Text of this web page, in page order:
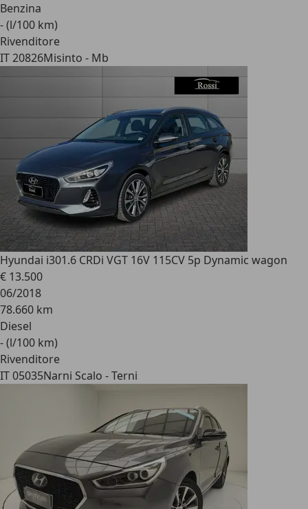
Benzina
- (l/100 km)
Rivenditore
IT 20826Misinto - Mb
Hyundai i301.6 CRDi VGT 16V 115CV 5p Dynamic wagon
€ 13.500
06/2018
78.660 km
Diesel
- (l/100 km)
Rivenditore
IT 05035Narni Scalo - Terni